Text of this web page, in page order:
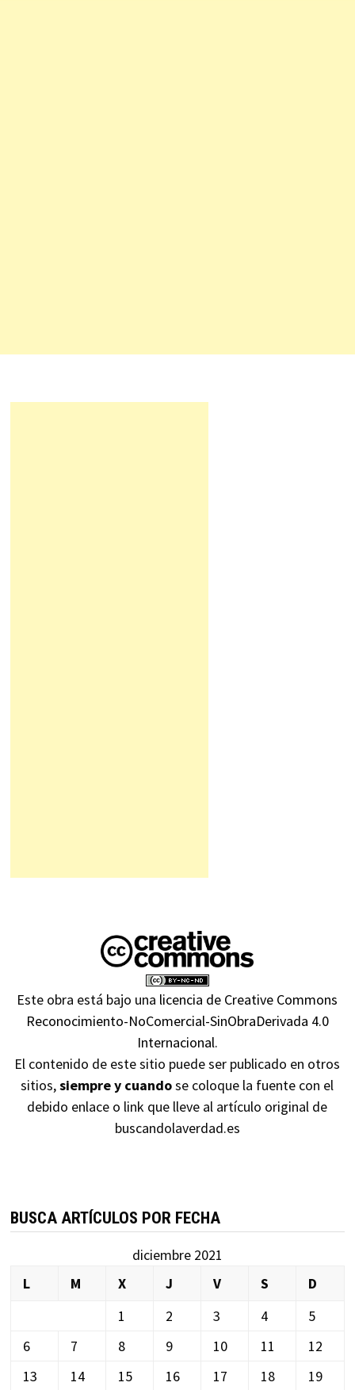
Este obra está bajo una licencia de Creative Commons
Reconocimiento-NoComercial-SinObraDerivada 4.0
Internacional.
El contenido de este sitio puede ser publicado en otros
sitios,siempre y cuandose coloque la fuente con el
debido enlace o link que lleve al artículo original de
buscandolaverdad.es
BUSCA ARTÍCULOS POR FECHA
diciembre 2021
L
M X J V S
D
1
2 3 4
5
6
7 8 9 10 11
12
13
14 15 16 17 18 19